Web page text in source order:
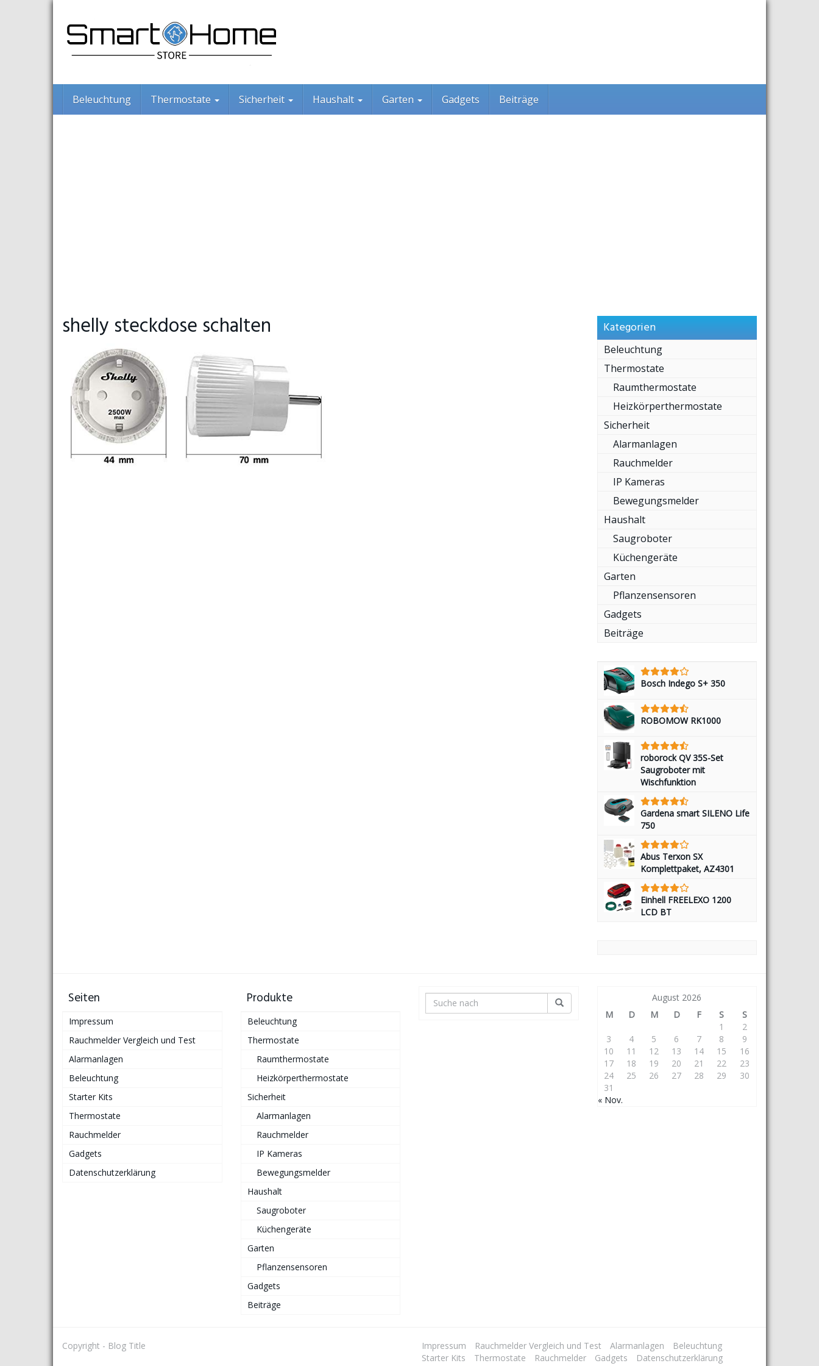
Beleuchtung Thermostate Sicherheit Haushalt Garten Gadgets Beiträge
shelly steckdose schalten Kategorien
Beleuchtung
Thermostate
Raumthermostate
Heizkörperthermostate
Sicherheit
Alarmanlagen
Rauchmelder
IP Kameras
Bewegungsmelder
Haushalt
Saugroboter
Küchengeräte
Garten
Pflanzensensoren
Gadgets
Beiträge
Bosch Indego S+ 350
ROBOMOW RK1000
roborock QV 35S-Set
Saugroboter mit
Wischfunktion
Gardena smart SILENO Life
750
Abus Terxon SX
Komplettpaket, AZ4301
Einhell FREELEXO 1200
LCD BT
Seiten
Impressum
Rauchmelder Vergleich und Test
Alarmanlagen
Beleuchtung
Starter Kits
Thermostate
Rauchmelder
Gadgets
Datenschutzerklärung
Produkte
Beleuchtung
Thermostate
Raumthermostate
Heizkörperthermostate
Sicherheit
Alarmanlagen
Rauchmelder
IP Kameras
Bewegungsmelder
Haushalt
Saugroboter
Küchengeräte
Garten
Pflanzensensoren
Gadgets
Beiträge
August 2026
M
D M D F S
S
1
2
3
4 5 6 7 8
9
10
11 12 13 14 15
16
17
18 19 20 21 22
23
24
25 26 27 28 29
30
31
« Nov.
Copyright - Blog Title Impressum Rauchmelder Vergleich und Test Alarmanlagen
Beleuchtung
Starter Kits
Thermostate Rauchmelder Gadgets Datenschutzerklärung